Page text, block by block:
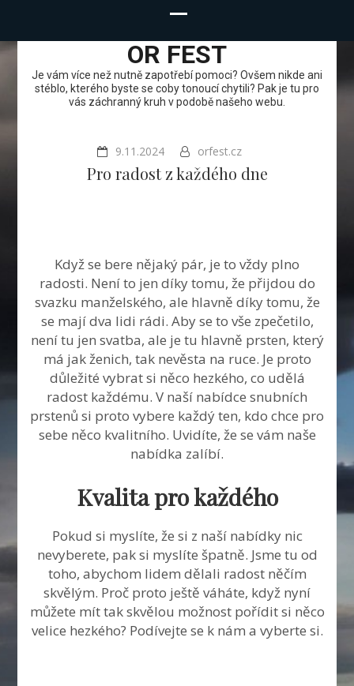
OR FEST
Je vám více než nutně zapotřebí pomoci? Ovšem nikde ani
stéblo, kterého byste se coby tonoucí chytili? Pak je tu pro
vás záchranný kruh v podobě našeho webu.
9.11.2024 orfest.cz
Pro radost z každého dne
Když se bere nějaký pár, je to vždy plno
radosti. Není to jen díky tomu, že přijdou do
svazku manželského, ale hlavně díky tomu, že
se mají dva lidi rádi. Aby se to vše zpečetilo,
není tu jen svatba, ale je tu hlavně prsten, který
má jak ženich, tak nevěsta na ruce. Je proto
důležité vybrat si něco hezkého, co udělá
radost každému. V naší nabídce snubních
prstenů si proto vybere každý ten, kdo chce pro
sebe něco kvalitního. Uvidíte, že se vám naše
nabídka zalíbí.
Kvalita pro každého
Pokud si myslíte, že si z naší nabídky nic
nevyberete, pak si myslíte špatně. Jsme tu od
toho, abychom lidem dělali radost něčím
skvělým. Proč proto ještě váháte, když nyní
můžete mít tak skvělou možnost pořídit si něco
velice hezkého? Podívejte se k nám a vyberte si.